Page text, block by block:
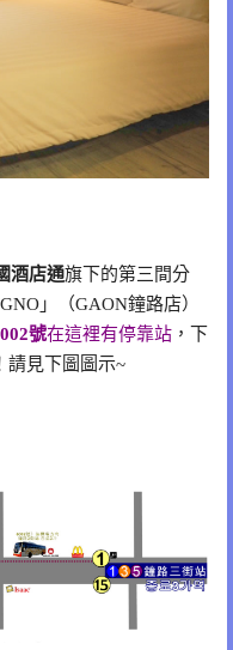
酒店通旗下的第三間分
」（GAON鐘路店）
號在這裡有停靠站 ，下
請見下圖圖示~